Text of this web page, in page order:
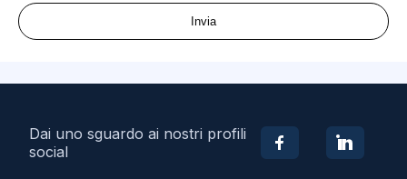
Invia
Dai uno sguardo ai nostri profili
social